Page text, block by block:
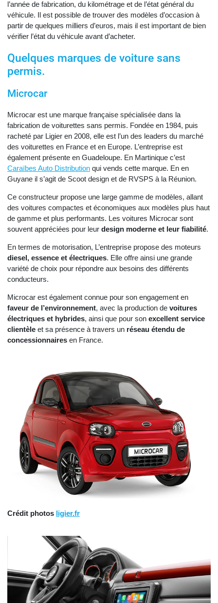
l’année de fabrication, du kilométrage et de l’état général du
véhicule. Il est possible de trouver des modèles d’occasion à
partir de quelques milliers d’euros, mais il est important de bien
vérifier l’état du véhicule avant d’acheter.
Quelques marques de voiture sans
permis.
Microcar
Microcar est une marque française spécialisée dans la
fabrication de voiturettes sans permis. Fondée en 1984, puis
racheté par Ligier en 2008, elle est l’un des leaders du marché
des voiturettes en France et en Europe. L’entreprise est
également présente en Guadeloupe. En Martinique c’est
Caraïbes Auto Distribution qui vends cette marque. En en
Guyane il s’agit de Scoot design et de RVSPS à la Réunion.
Ce constructeur propose une large gamme de modèles, allant
des voitures compactes et économiques aux modèles plus haut
de gamme et plus performants. Les voitures Microcar sont
souvent appréciées pour leur design moderne et leur fiabilité.
En termes de motorisation, L’entreprise propose des moteurs
diesel, essence et électriques. Elle offre ainsi une grande
variété de choix pour répondre aux besoins des différents
conducteurs.
Microcar est également connue pour son engagement en
faveur de l’environnement, avec la production de voitures
électriques et hybrides, ainsi que pour son excellent service
clientèle et sa présence à travers un réseau étendu de
concessionnaires en France.
Crédit photos ligier.fr